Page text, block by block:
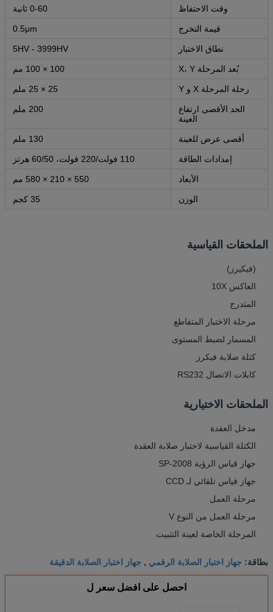
وقت الاحتفاظ 0-60 ثانية
قيمة التخرج 0.5μm
نطاق الاختبار 5HV - 3999HV
بُعد المرحلة X، Y 100 × 100 مم
رحلة المرحلة X و Y 25 × 25 ملم
الحد الأقصى ارتفاع
العينة
200 ملم
أقصى عرض للعينة 130 ملم
إمدادات الطاقة 110 فولت/220 فولت، 60/50 هرتز
الأبعاد 550 × 210 × 580 مم
الوزن 35 كجم
الملحقات القياسية
(فيكيرز)
العاكس 10X
المتدرج
مرحلة الاختبار المتقاطع
المسمار لضبط المستوى
كتلة صلابة فيكرز
كابلات الاتصال RS232
الملحقات الاختيارية
مدخل العقدة
الكتلة القياسية لاختبار صلابة العقدة
جهاز قياس الرؤية SP-2008
جهاز قياس تلقائي لـ CCD
مرحلة العمل
مرحلة العمل من النوع V
المرحلة الخاصة لعينة التثبيت
بطاقة: جهاز اختبار الصلابة الرقمي , جهاز اختبار الصلابة الدقيقة
احصل على افضل سعر ل